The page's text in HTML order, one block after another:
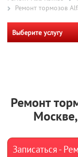
Ремонт тормозов
Выберите услугу
Ремонт
Записаться -